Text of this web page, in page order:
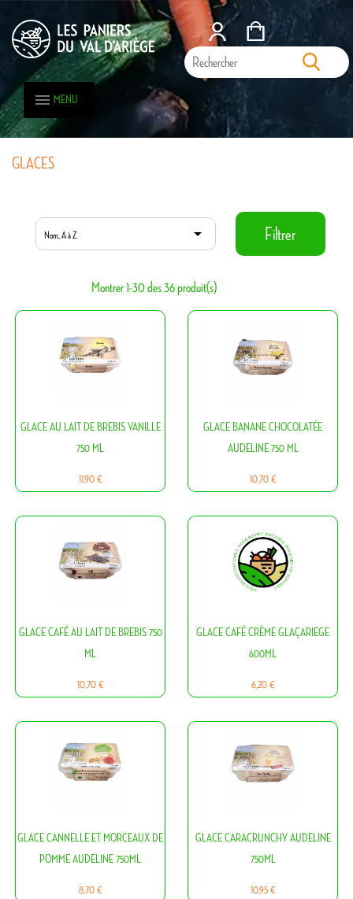
MENU
GLACES
Nom, A à Z  Filtrer
Montrer 1-30 des 36 produit(s)
GLACE AU LAIT DE BREBIS VANILLE
750 ML
Prix
11,90 €
GLACE BANANE CHOCOLATÉE
AUDELINE 750 ML
Prix
10,70 €
GLACE CAFÉ AU LAIT DE BREBIS 750
ML
Prix
10,70 €
GLACE CAFÉ CRÈME GLAÇARIEGE
600ML
Prix
6,20 €
GLACE CANNELLE ET MORCEAUX DE
POMME AUDELINE 750ML
Prix
8,70 €
GLACE CARACRUNCHY AUDELINE
750ML
Prix
10,95 €